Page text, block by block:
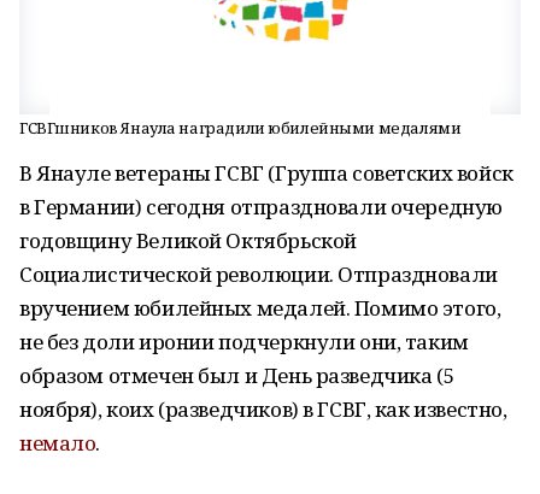
ГСВГшников Янаула наградили юбилейными медалями
В Янауле ветераны ГСВГ (Группа советских войск
в Германии) сегодня отпраздновали очередную
годовщину Великой Октябрьской
Социалистической революции. Отпраздновали
вручением юбилейных медалей. Помимо этого,
не без доли иронии подчеркнули они, таким
образом отмечен был и День разведчика (5
ноября), коих (разведчиков) в ГСВГ, как известно,
немало.